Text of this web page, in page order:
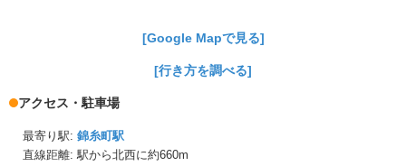
[Google Mapで見る]
[行き方を調べる]
アクセス・駐車場
最寄り駅: 錦糸町駅
直線距離: 駅から北西に約660m